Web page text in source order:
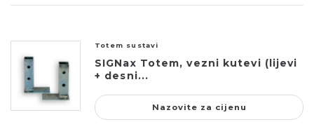
Totem sustavi
SIGNax Totem, vezni kutevi (lijevi
+ desni...
Nazovite za cijenu